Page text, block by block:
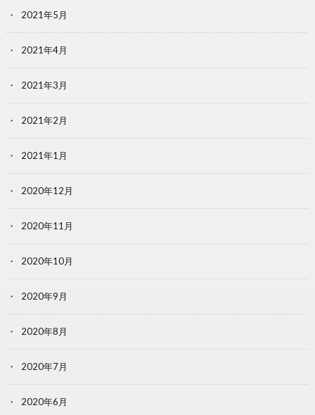
2021年5月
2021年4月
2021年3月
2021年2月
2021年1月
2020年12月
2020年11月
2020年10月
2020年9月
2020年8月
2020年7月
2020年6月